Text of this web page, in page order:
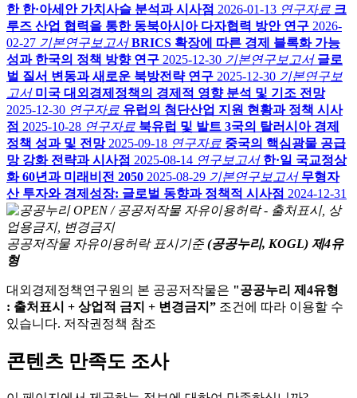
한 한·아세안 가치사슬 분석과 시사점 2026-01-13 연구자료 크
루즈 산업 협력을 통한 동북아시아 다자협력 방안 연구 2026-
02-27 기본연구보고서 BRICS 확장에 따른 경제 블록화 가능
성과 한국의 정책 방향 연구 2025-12-30 기본연구보고서 글로
벌 질서 변동과 새로운 북방전략 연구 2025-12-30 기본연구보
고서 미국 대외경제정책의 경제적 영향 분석 및 기조 전망
2025-12-30 연구자료 유럽의 첨단산업 지원 현황과 정책 시사
점 2025-10-28 연구자료 북유럽 및 발트 3국의 탈러시아 경제
정책 성과 및 전망 2025-09-18 연구자료 중국의 핵심광물 공급
망 강화 전략과 시사점 2025-08-14 연구보고서 한·일 국교정상
화 60년과 미래비전 2050 2025-08-29 기본연구보고서 무형자
산 투자와 경제성장: 글로벌 동향과 정책적 시사점 2024-12-31
공공저작물 자유이용허락 표시기준 (공공누리, KOGL) 제4유
형
대외경제정책연구원의 본 공공저작물은 "공공누리 제4유형
: 출처표시 + 상업적 금지 + 변경금지” 조건에 따라 이용할 수
있습니다. 저작권정책 참조
콘텐츠 만족도 조사